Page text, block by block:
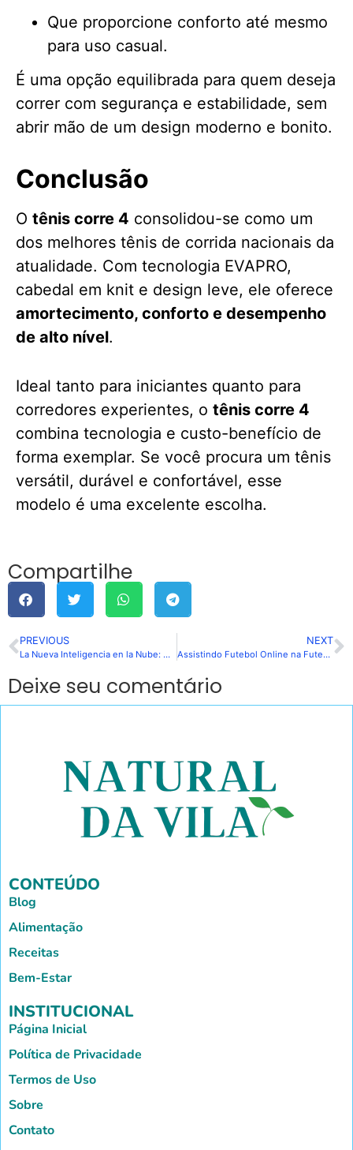
Que proporcione conforto até mesmo
para uso casual.
É uma opção equilibrada para quem deseja
correr com segurança e estabilidade, sem
abrir mão de um design moderno e bonito.
Conclusão
O tênis corre 4 consolidou-se como um
dos melhores tênis de corrida nacionais da
atualidade. Com tecnologia EVAPRO,
cabedal em knit e design leve, ele oferece
amortecimento, conforto e desempenho
de alto nível.
Ideal tanto para iniciantes quanto para
corredores experientes, o tênis corre 4
combina tecnologia e custo-benefício de
forma exemplar. Se você procura um tênis
versátil, durável e confortável, esse
modelo é uma excelente escolha.
Compartilhe
PREVIOUS
La Nueva Inteligencia en la Nube: Cómo la IA incorporada al ERP está transformando la gestión empresarial en América Latina
NEXT
Assistindo Futebol Online na FuteMAX: O Que Considerar
Deixe seu comentário
CONTEÚDO
Blog
Alimentação
Receitas
Bem-Estar
INSTITUCIONAL
Página Inicial
Política de Privacidade
Termos de Uso
Sobre
Contato